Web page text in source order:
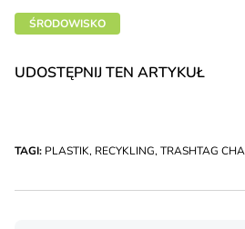
ŚRODOWISKO
UDOSTĘPNIJ TEN ARTYKUŁ
TAGI: PLASTIK, RECYKLING, TRASHTAG